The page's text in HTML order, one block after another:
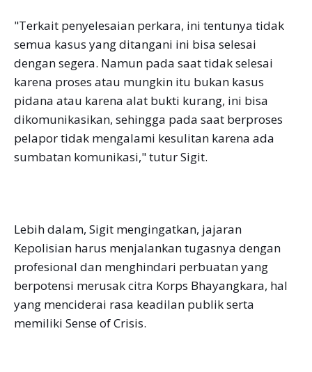
"Terkait penyelesaian perkara, ini tentunya tidak
semua kasus yang ditangani ini bisa selesai
dengan segera. Namun pada saat tidak selesai
karena proses atau mungkin itu bukan kasus
pidana atau karena alat bukti kurang, ini bisa
dikomunikasikan, sehingga pada saat berproses
pelapor tidak mengalami kesulitan karena ada
sumbatan komunikasi," tutur Sigit.
Lebih dalam, Sigit mengingatkan, jajaran
Kepolisian harus menjalankan tugasnya dengan
profesional dan menghindari perbuatan yang
berpotensi merusak citra Korps Bhayangkara, hal
yang menciderai rasa keadilan publik serta
memiliki Sense of Crisis.